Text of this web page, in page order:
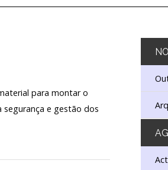
para montar o
segurança e gestão dos